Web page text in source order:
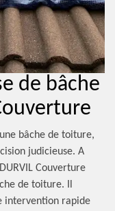
de bâche
bâche de toiture,
judicieuse. A
Couverture
de toiture. Il
intervention rapide